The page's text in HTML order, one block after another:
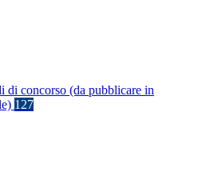
di concorso (da pubblicare in
127